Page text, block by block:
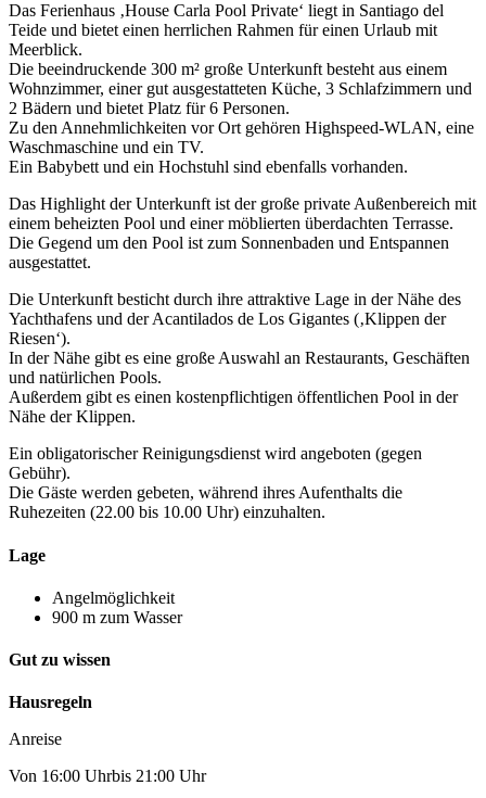
Das Ferienhaus ‚House Carla Pool Private‘ liegt in Santiago del
Teide und bietet einen herrlichen Rahmen für einen Urlaub mit
Meerblick.
Die beeindruckende 300 m² große Unterkunft besteht aus einem
Wohnzimmer, einer gut ausgestatteten Küche, 3 Schlafzimmern und
2 Bädern und bietet Platz für 6 Personen.
Zu den Annehmlichkeiten vor Ort gehören Highspeed-WLAN, eine
Waschmaschine und ein TV.
Ein Babybett und ein Hochstuhl sind ebenfalls vorhanden.
Das Highlight der Unterkunft ist der große private Außenbereich mit
einem beheizten Pool und einer möblierten überdachten Terrasse.
Die Gegend um den Pool ist zum Sonnenbaden und Entspannen
ausgestattet.
Die Unterkunft besticht durch ihre attraktive Lage in der Nähe des
Yachthafens und der Acantilados de Los Gigantes (‚Klippen der
Riesen‘).
In der Nähe gibt es eine große Auswahl an Restaurants, Geschäften
und natürlichen Pools.
Außerdem gibt es einen kostenpflichtigen öffentlichen Pool in der
Nähe der Klippen.
Ein obligatorischer Reinigungsdienst wird angeboten (gegen
Gebühr).
Die Gäste werden gebeten, während ihres Aufenthalts die
Ruhezeiten (22.00 bis 10.00 Uhr) einzuhalten.
Lage
Angelmöglichkeit
900 m zum Wasser
Gut zu wissen
Hausregeln
Anreise
Von 16:00 Uhrbis 21:00 Uhr